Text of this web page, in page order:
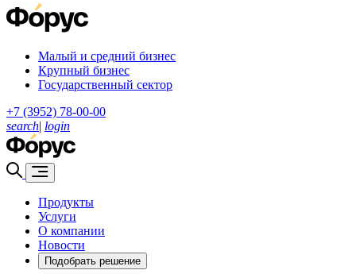
Малый и средний бизнес
Крупный бизнес
Государственный сектор
+7 (3952) 78-00-00
search| login
Продукты
Услуги
О компании
Новости
Подобрать решение